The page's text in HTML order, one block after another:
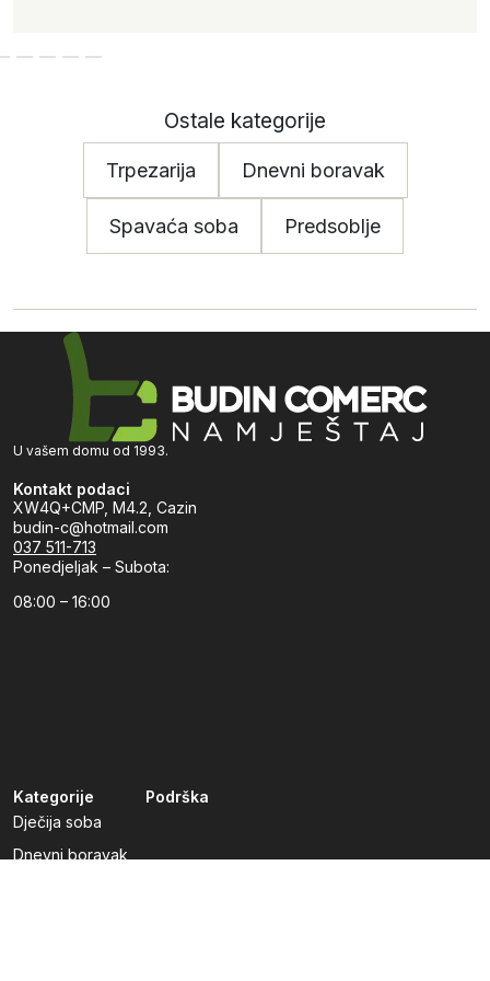
Ostale kategorije
Trpezarija Dnevni boravak
Spavaća soba Predsoblje
U vašem domu od 1993.
Kontakt podaci
XW4Q+CMP, M4.2, Cazin
budin-c@hotmail.com
037 511-713
Ponedjeljak – Subota:
08:00 – 16:00
Kategorije
Dječija soba
Dnevni boravak
Podrška